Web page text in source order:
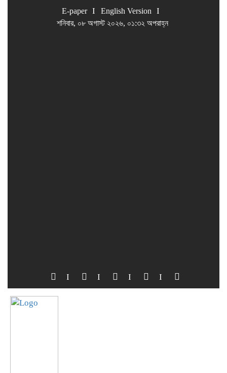
E-paper
English Version
শনিবার, ০৮ অগাস্ট ২০২৬, ০১:৩২ অপরাহ্ন